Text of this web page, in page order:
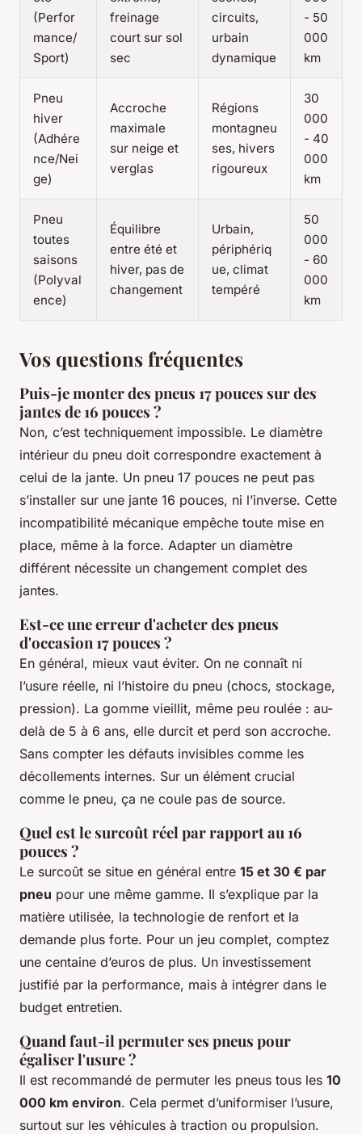
(Perfor
mance/
Sport)
freinage
court sur sol
sec
circuits,
urbain
dynamique
- 50
000
km
Pneu
hiver
(Adhére
nce/Nei
ge)
Accroche
maximale
sur neige et
verglas
Régions
montagneu
ses, hivers
rigoureux
30
000
- 40
000
km
Pneu
toutes
saisons
(Polyval
ence)
Équilibre
entre été et
hiver, pas de
changement
Urbain,
périphériq
ue, climat
tempéré
50
000
- 60
000
km
Vos questions fréquentes
Puis-je monter des pneus 17 pouces sur des
jantes de 16 pouces ?
Non, c’est techniquement impossible. Le diamètre
intérieur du pneu doit correspondre exactement à
celui de la jante. Un pneu 17 pouces ne peut pas
s’installer sur une jante 16 pouces, ni l’inverse. Cette
incompatibilité mécanique empêche toute mise en
place, même à la force. Adapter un diamètre
différent nécessite un changement complet des
jantes.
Est-ce une erreur d'acheter des pneus
d'occasion 17 pouces ?
En général, mieux vaut éviter. On ne connaît ni
l’usure réelle, ni l’histoire du pneu (chocs, stockage,
pression). La gomme vieillit, même peu roulée : au-
delà de 5 à 6 ans, elle durcit et perd son accroche.
Sans compter les défauts invisibles comme les
décollements internes. Sur un élément crucial
comme le pneu, ça ne coule pas de source.
Quel est le surcoût réel par rapport au 16
pouces ?
Le surcoût se situe en général entre 15 et 30 € par
pneu pour une même gamme. Il s’explique par la
matière utilisée, la technologie de renfort et la
demande plus forte. Pour un jeu complet, comptez
une centaine d’euros de plus. Un investissement
justifié par la performance, mais à intégrer dans le
budget entretien.
Quand faut-il permuter ses pneus pour
égaliser l'usure ?
Il est recommandé de permuter les pneus tous les 10
000 km environ. Cela permet d’uniformiser l’usure,
surtout sur les véhicules à traction ou propulsion.